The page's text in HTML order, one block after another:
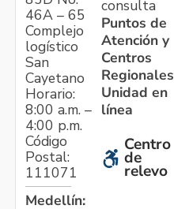
46A – 65
Complejo
logístico
San
Cayetano
Horario:
8:00 a.m. –
4:00 p.m.
Código
Postal:
111071
Medellín:
consulta
Puntos de
Atención y
Centros
Regionales
Unidad en
línea
Centro
de
relevo